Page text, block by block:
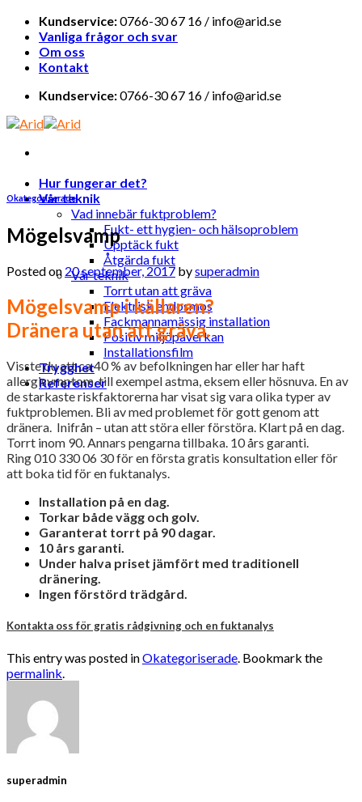
Skip
content
Kundservice:0766-30 67 16 / info@arid.se
Vanliga frågor och svar
Om oss
Kontakt
Kundservice:0766-30 67 16 / info@arid.se
Hur fungerar det?
Vår teknik
Vad innebär fuktproblem?
Fukt- ett hygien- och hälsoproblem
Upptäck fukt
Åtgärda fukt
Vår teknik
Torrt utan att gräva
Elektrisk endosmos
Fackmannamässig installation
Positiv miljöpåverkan
Installationsfilm
Trygghet
Referenser
Okategoriserade
Mögelsvamp
Posted on 20 september, 2017 bysuperadmin
Mögelsvamp i källaren?
Dränera utan att gräva.
Visste du att ca 40 % av befolkningen har eller har haft
allergisymptom, till exempel astma, eksem eller hösnuva. En av
de starkaste riskfaktorerna har visat sig vara olika typer av
fuktproblemen. Bli av med problemet för gott genom att
dränera. Inifrån – utan att störa eller förstöra. Klart på en dag.
Torrt inom 90. Annars pengarna tillbaka. 10 års garanti.
Ring 010 330 06 30 för en första gratis konsultation eller för
att boka tid för en fuktanalys.
Installation på en dag.
Torkar både vägg och golv.
Garanterat torrt på 90 dagar.
10 års garanti.
Under halva priset jämfört med traditionell
dränering.
Ingen förstörd trädgård.
Kontakta oss för gratis rådgivning och en fuktanalys
This entry was posted inOkategoriserade. Bookmark the
permalink.
superadmin